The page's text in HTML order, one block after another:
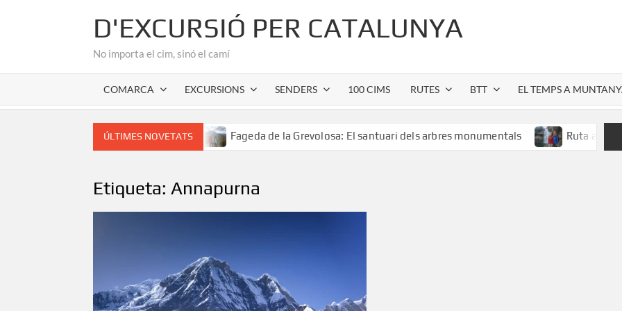
D'EXCURSIÓ PER CATALUNYA
No importa el cim, sinó el camí
COMARCA EXCURSIONS SENDERS 100 CIMS RUTES BTT EL TEMPS A
ÚLTIMES NOVETATS
romànic de l’Alta Garrotxa Fageda de la Grevolosa: El santuari dels arbres monumentals Ruta al Salt de
Etiqueta:Annapurna